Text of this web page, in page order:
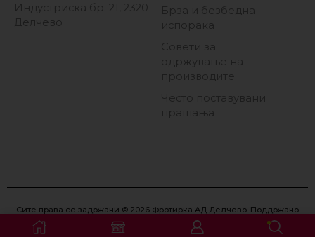
Индустриска бр. 21, 2320
Делчево
Брза и безбедна
испорака
Совети за
одржување на
производите
Често поставувани
прашања
Сите права се задржани © 2026 Фротирка АД Делчево. Поддржано